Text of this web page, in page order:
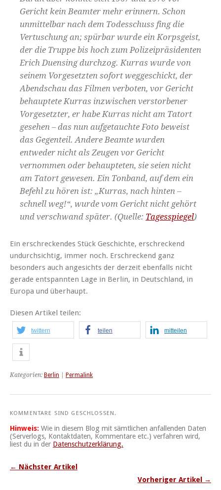
Gericht kein Beamter mehr erinnern. Schon
unmittelbar nach dem Todesschuss fing die
Vertuschung an; spürbar wurde ein Korpsgeist,
der die Truppe bis hoch zum Polizeipräsidenten
Erich Duensing durchzog. Kurras wurde von
seinem Vorgesetzten sofort weggeschickt, der
Abendschau das Filmen verboten, vor Gericht
behauptete Kurras inzwischen verstorbener
Vorgesetzter, er habe Kurras nicht am Tatort
gesehen – das nun aufgetauchte Foto beweist
das Gegenteil. Andere Beamte wurden
entweder nicht als Zeugen vor Gericht
vernommen oder behaupteten, sie seien nicht
am Tatort gewesen. Ein Tonband, auf dem ein
Befehl zu hören ist: „Kurras, nach hinten –
schnell weg!“, wurde vom Gericht nicht gehört
und verschwand später. (Quelle: Tagesspiegel)
Ein erschreckendes Stück Geschichte, erschreckend
undurchsichtig, immer noch. Erschreckend ganz
besonders auch angesichts der derzeit ebenfalls nicht
gerade entspannten Lage in Berlin, in Deutschland, in
Europa und überhaupt.
Diesen Artikel teilen:
twittern teilen mitteilen
Kategorien: Berlin Permalink
KOMMENTARE SIND GESCHLOSSEN.
Hinweis: Wie in diesem Blog mit sämtlichen anfallenden Daten
(Serverlogs, Kontaktdaten, Kommentare etc.) verfahren wird,
liest du in der Datenschutzerklärung.
← Nächster Artikel
Vorheriger Artikel →